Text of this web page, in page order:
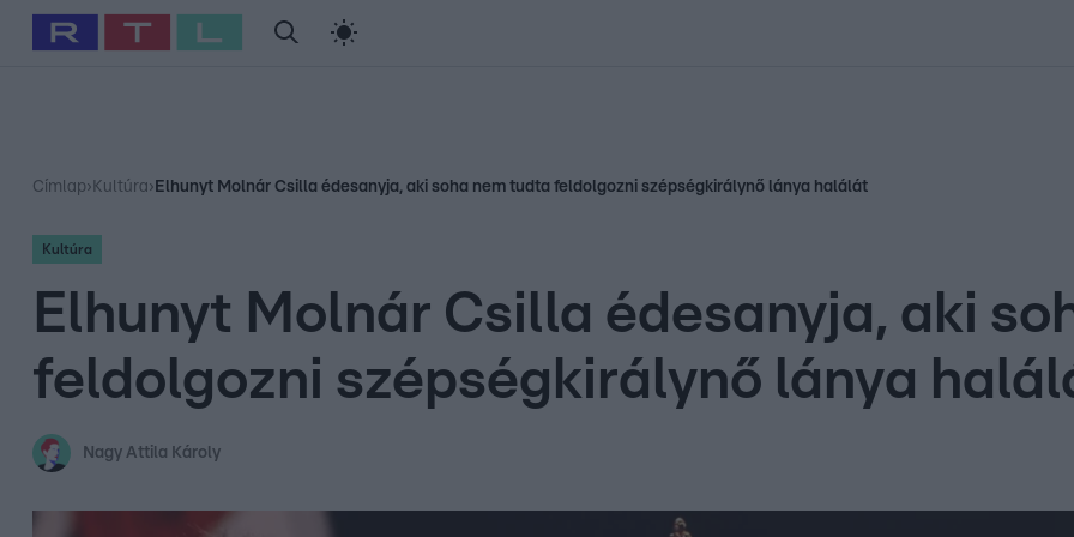
Babits Marcella Szellő István Most Wanted
Címlap› Kultúra› Elhunyt Molnár Csilla édesanyja, aki soha nem tudta feldolgozni szépségkirálynő lánya halálát
Kultúra
Elhunyt Molnár Csilla édesanyja, aki
feldolgozni szépségkirálynő lánya
Nagy Attila Károly